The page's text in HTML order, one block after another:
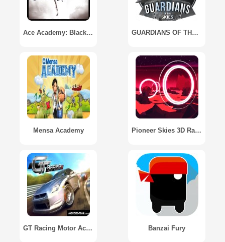
Ace Academy: Black Flight GUARDIANS OF THE SKIES
Mensa Academy Pioneer Skies 3D Racer
GT Racing Motor Academy HD Banzai Fury